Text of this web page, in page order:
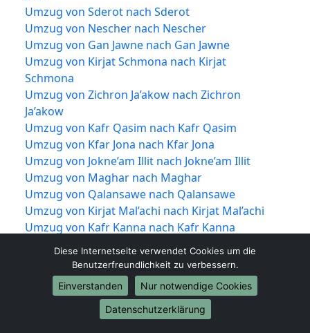
Umzug von Sderot nach Sderot
Umzug von Nescher nach Nescher
Umzug von Gan Jawne nach Gan Jawne
Umzug von Kirjat Schmona nach Kirjat
Schmona
Umzug von Zichron Ja’akow nach Zichron
Ja’akow
Umzug von Kafr Qasim nach Kafr Qasim
Umzug von Kfar Jona nach Kfar Jona
Umzug von Jokne’am Illit nach Jokne’am Illit
Umzug von Maghar nach Maghar
Umzug von Qalansawe nach Qalansawe
Umzug von Kirjat Mal’achi nach Kirjat Mal’achi
Umzug von Kafr Kanna nach Kafr Kanna
Umzug von Tzoran-Kadima nach Tzoran-
Umzug von Maʿalot-Tarshiha nach Maʿalot-
Tarshiha
Umzug von Schoham nach Schoham
Diese Internetseite verwendet Cookies um die
Benutzerfreundlichkeit zu verbessern.
Einverstanden
Nur notwendige Cookies
Datenschutzerklärung